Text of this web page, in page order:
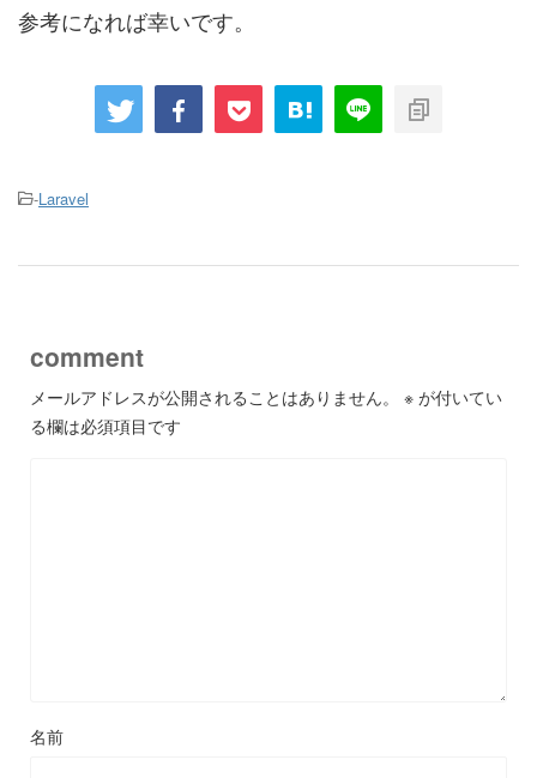
参考になれば幸いです。
-Laravel
comment
メールアドレスが公開されることはありません。 ※ が付いてい
る欄は必須項目です
名前